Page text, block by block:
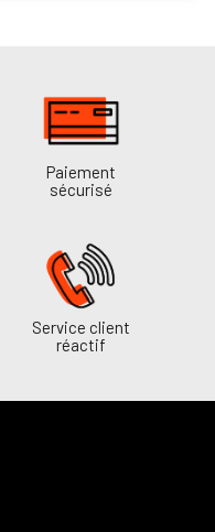
Paiement
sécurisé
Service client
réactif